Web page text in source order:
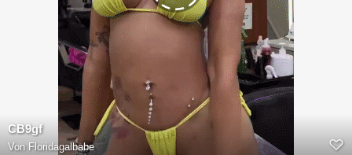
CB9gf
Von Floridagalbabe